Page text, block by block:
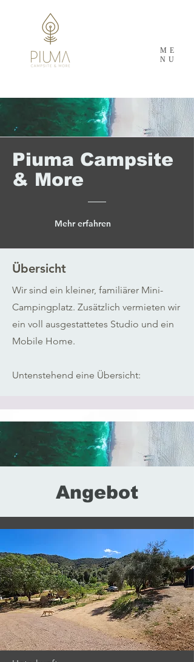
ME
NU
Piuma Campsite
& More
Mehr erfahren
Übersicht
Wir sind ein kleiner, familiärer Mini-
Campingplatz. Zusätzlich vermieten wir
ein voll ausgestattetes Studio und ein
Mobile Home.
Untenstehend eine Übersicht:
Angebot